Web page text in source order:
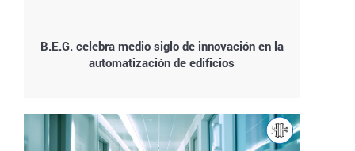
B.E.G. celebra medio siglo de innovación en la
automatización de edificios